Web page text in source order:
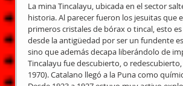
La mina Tincalayu, ubicada en el sector
historia. Al parecer fueron los jesuitas
primeros cristales de bórax o tincal, esto
desde la antigüedad por ser un fundente
sino que además decapa liberándolo de
Tincalayu fue descubierto, o
1970). Catalano llegó a la Puna como